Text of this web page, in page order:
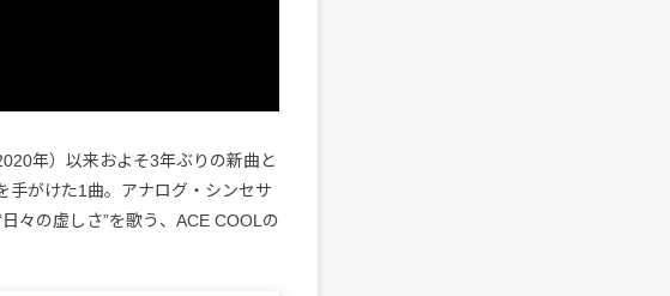
年）以来およそ3年ぶりの新曲と
手がけた1曲。アナログ・シンセサ
々の虚しさ”を歌う、ACE COOLの